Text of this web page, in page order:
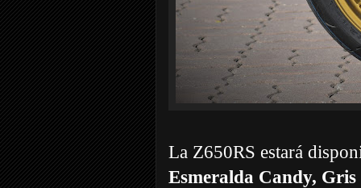
La Z650RS estará
Esmeralda Candy,